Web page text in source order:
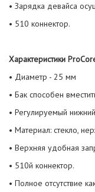
• Зарядка девайса
• 510 коннектор.
Характеристики
• Диаметр - 25 мм
• Бак способен
• Регулируемый
• Материал: стекло,
• Верхняя удобная
• 510й коннектор.
• Полное отсутствие